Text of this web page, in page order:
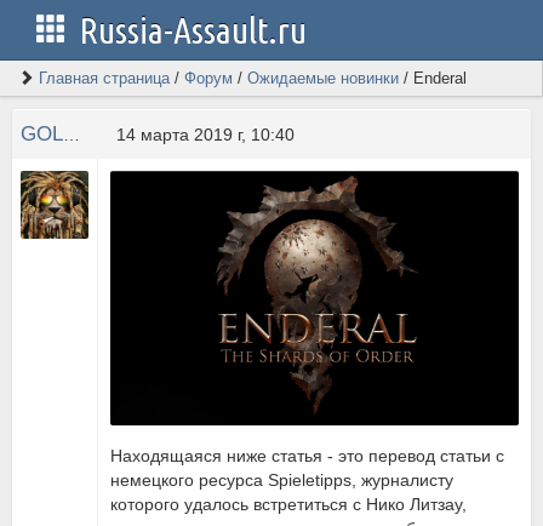
Russia-Assault.ru
Главная страница/ Форум / Ожидаемые новинки / Enderal
14 марта 2019 г, 10:40
Находящаяся ниже статья - это перевод статьи с
немецкого ресурса Spieletipps, журналисту
которого удалось встретиться с Нико Литзау,